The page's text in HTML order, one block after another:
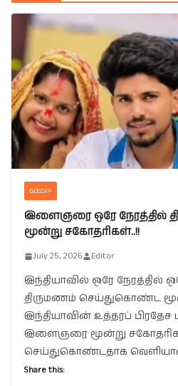
GOSSIP
இளைஞரை ஒரே நேரத்தில்
மூன்று சகோதரிகள்..!!
July 25, 2026 Editor
இந்தியாவில் ஒரே
திருமணம் செய்துகொண்ட
இந்தியாவின் உத்தரப் பிரதேச
இளைஞரை மூன்று
செய்துகொண்டதாக
Share this: